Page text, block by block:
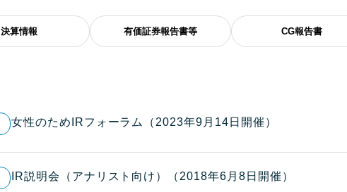
決算情報 有価証券報告書等 CG報告書
女性のためIRフォーラム（2023年9月14日開催）
IR説明会（アナリスト向け）（2018年6月8日開催）